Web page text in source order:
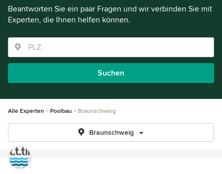
Beantworten Sie ein paar Fragen und wir verbinden Sie mit
Experten, die Ihnen helfen können.
Suchen
Alle Experten Poolbau Braunschweig
Braunschweig